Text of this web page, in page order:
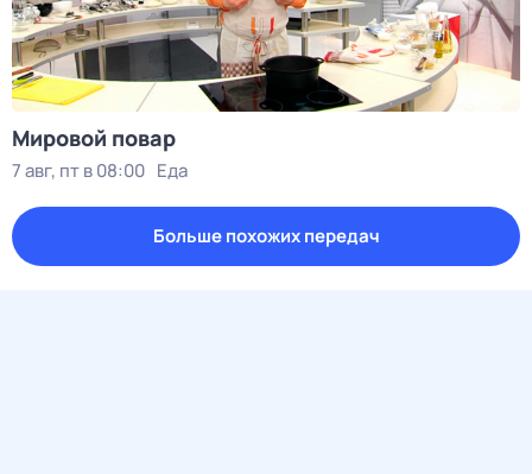
Мировой повар
7 авг, пт в 08:00 Еда
Больше похожих передач